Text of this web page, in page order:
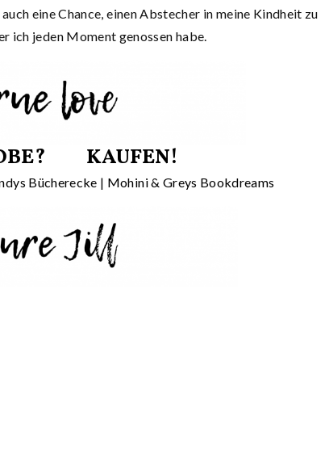
eine Chance, einen Abstecher in meine Kindheit zu
ich jeden Moment genossen habe.
KAUFEN!
Bücherecke | Mohini & Greys Bookdreams